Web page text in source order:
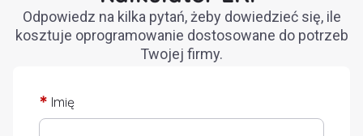
Odpowiedz na kilka pytań, żeby dowiedzieć się, ile
kosztuje oprogramowanie dostosowane do potrzeb
Twojej firmy.
Imię
*